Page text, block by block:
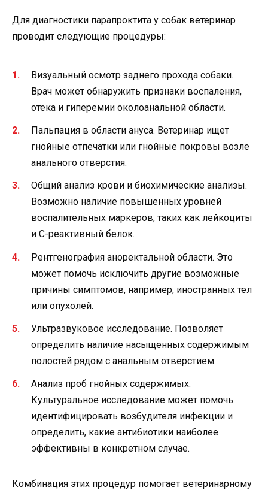
Для диагностики парапроктита у собак ветеринар
проводит следующие процедуры:
Визуальный осмотр заднего прохода собаки.
Врач может обнаружить признаки воспаления,
отека и гиперемии околоанальной области.
Пальпация в области ануса. Ветеринар ищет
гнойные отпечатки или гнойные покровы возле
анального отверстия.
Общий анализ крови и биохимические анализы.
Возможно наличие повышенных уровней
воспалительных маркеров, таких как лейкоциты
и С-реактивный белок.
Рентгенография аноректальной области. Это
может помочь исключить другие возможные
причины симптомов, например, иностранных тел
или опухолей.
Ультразвуковое исследование. Позволяет
определить наличие насыщенных содержимым
полостей рядом с анальным отверстием.
Анализ проб гнойных содержимых.
Культуральное исследование может помочь
идентифицировать возбудителя инфекции и
определить, какие антибиотики наиболее
эффективны в конкретном случае.
Комбинация этих процедур помогает ветеринарному